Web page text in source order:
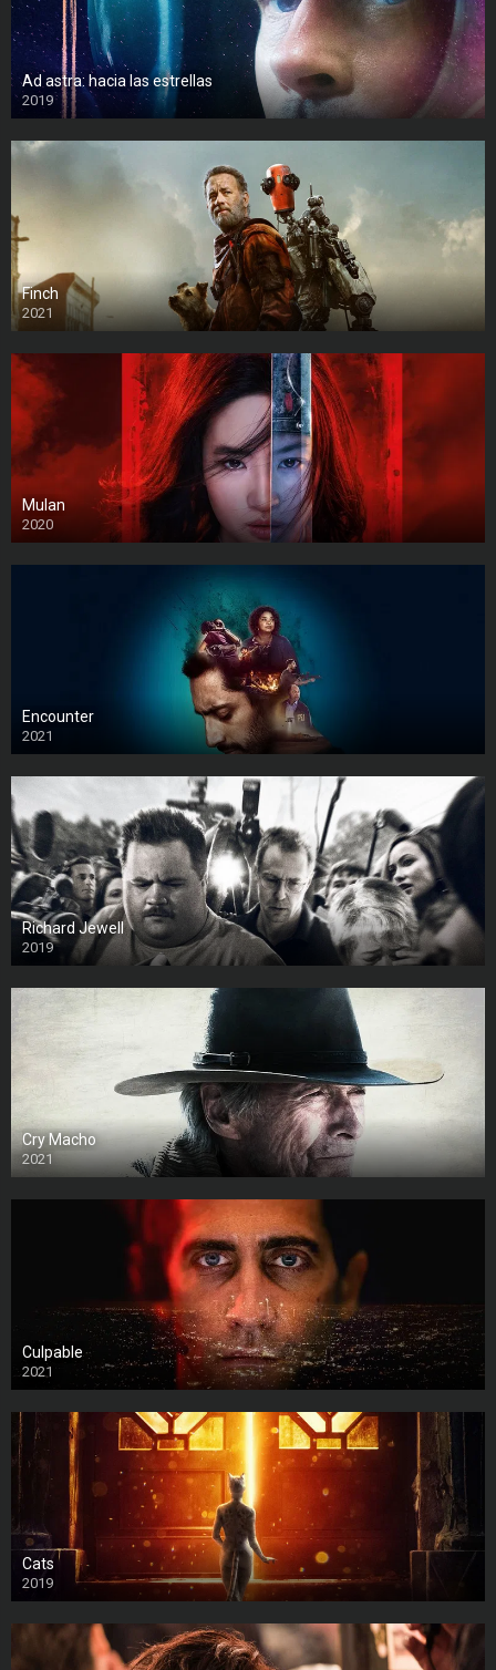
Ad astra: hacia las estrellas
2019
Finch
2021
Mulan
2020
Encounter
2021
Richard Jewell
2019
Cry Macho
2021
Culpable
2021
Cats
2019